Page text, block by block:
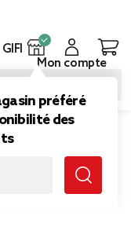
GIFI
préféré
des
Mon compte
bord